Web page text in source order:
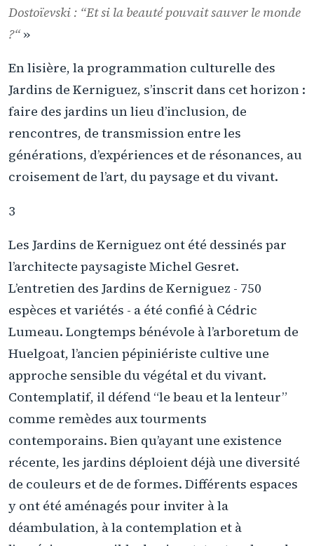
Dostoïevski : “Et si la beauté pouvait sauver le monde
?“»
En lisière, la programmation culturelle des
Jardins de Kerniguez, s’inscrit dans cet horizon :
faire des jardins un lieu d’inclusion, de
rencontres, de transmission entre les
générations, d’expériences et de résonances, au
croisement de l’art, du paysage et du vivant.
3
Les Jardins de Kerniguez ont été dessinés par
l’architecte paysagiste Michel Gesret.
L’entretien des Jardins de Kerniguez - 750
espèces et variétés - a été confié à Cédric
Lumeau. Longtemps bénévole à l’arboretum de
Huelgoat, l’ancien pépiniériste cultive une
approche sensible du végétal et du vivant.
Contemplatif, il défend “le beau et la lenteur”
comme remèdes aux tourments
contemporains. Bien qu’ayant une existence
récente, les jardins déploient déjà une diversité
de couleurs et de de formes. Différents espaces
y ont été aménagés pour inviter à la
déambulation, à la contemplation et à